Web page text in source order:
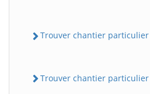
Trouver chantier particulier
Trouver chantier particulier